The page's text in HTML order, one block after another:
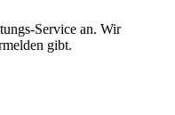
Service an. Wir
gibt.